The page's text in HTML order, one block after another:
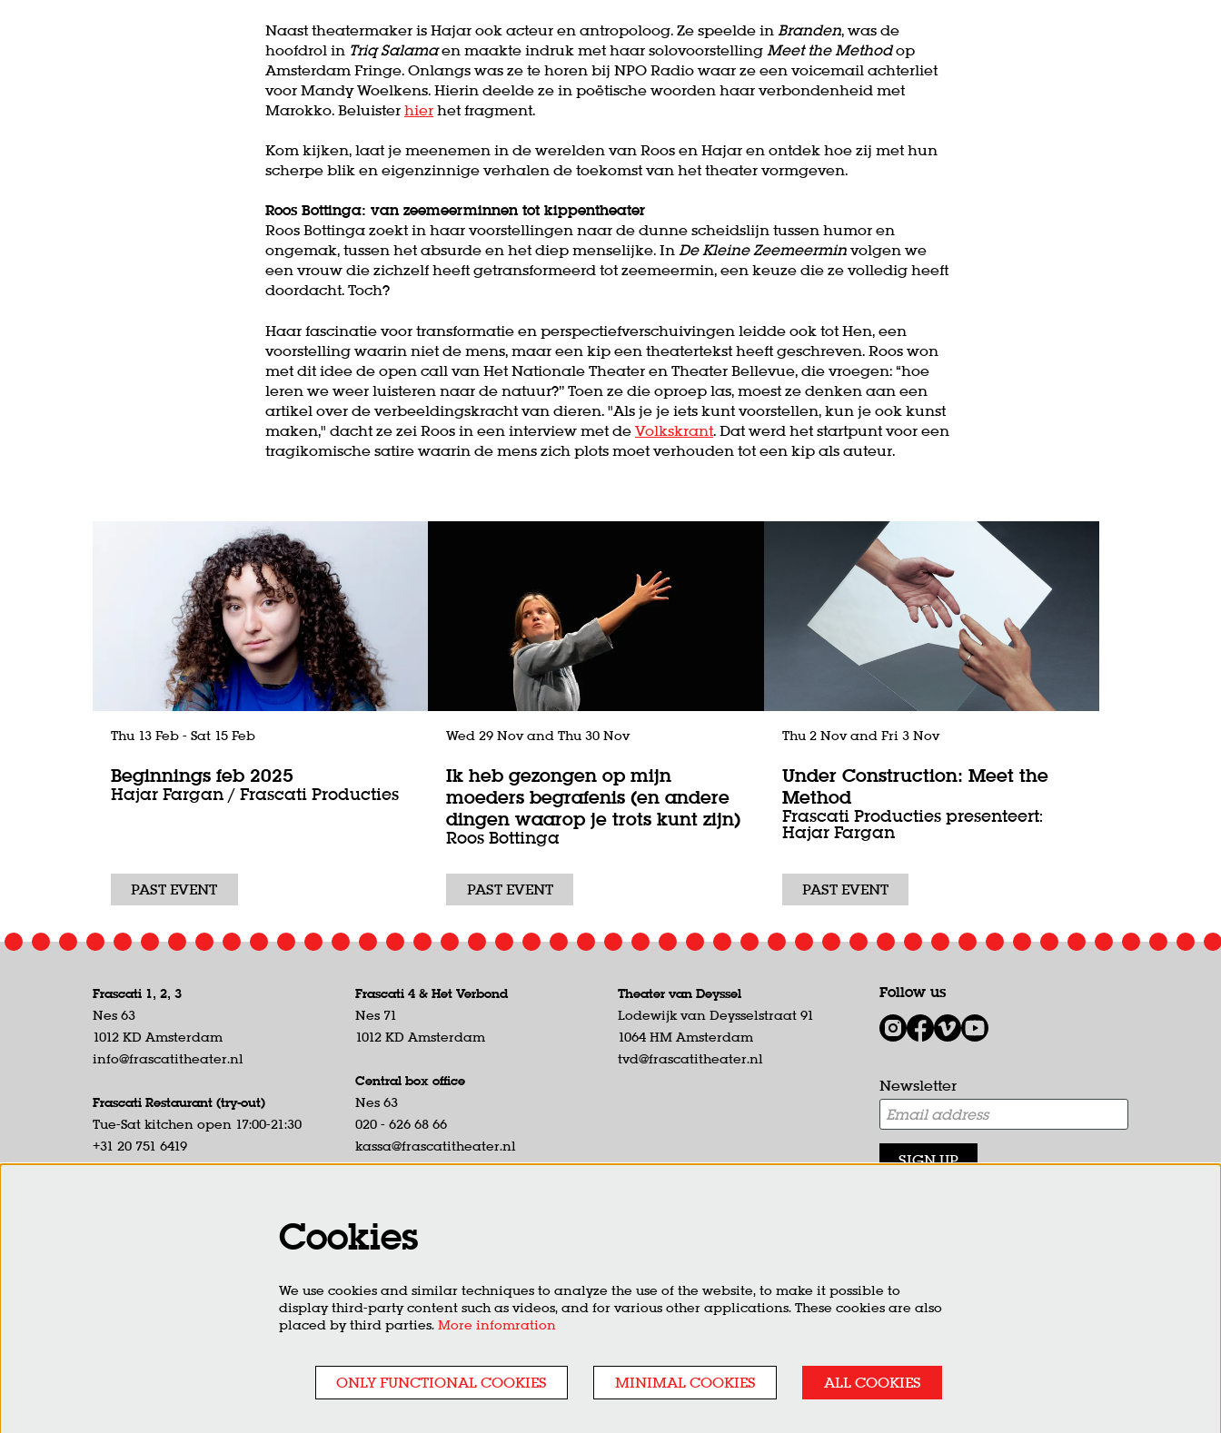
Naast theatermaker is Hajar ook acteur en antropoloog. Ze speelde in Branden, was de
hoofdrol in Triq Salamaen maakte indruk met haar solovoorstelling Meet the Methodop
Amsterdam Fringe. Onlangs was ze te horen bij NPO Radio waar ze een voicemail achterliet
voor Mandy Woelkens. Hierin deelde ze in poëtische woorden haar verbondenheid met
Marokko. Beluister hier het fragment.
Kom kijken, laat je meenemen in de werelden van Roos en Hajar en ontdek hoe zij met hun
scherpe blik en eigenzinnige verhalen de toekomst van het theater vormgeven.
Roos Bottinga: van zeemeerminnen tot kippentheater
Roos Bottinga zoekt in haar voorstellingen naar de dunne scheidslijn tussen humor en
ongemak, tussen het absurde en het diep menselijke. In De Kleine Zeemeerminvolgen we
een vrouw die zichzelf heeft getransformeerd tot zeemeermin, een keuze die ze volledig heeft
doordacht. Toch?
Haar fascinatie voor transformatie en perspectiefverschuivingen leidde ook tot Hen, een
voorstelling waarin niet de mens, maar een kip een theatertekst heeft geschreven. Roos won
met dit idee de open call van Het Nationale Theater en Theater Bellevue, die vroegen: “hoe
leren we weer luisteren naar de natuur?’’ Toen ze die oproep las, moest ze denken aan een
artikel over de verbeeldingskracht van dieren. "Als je je iets kunt voorstellen, kun je ook kunst
maken," dacht ze zei Roos in een interview met deVolkskrant. Dat werd het startpunt voor een
tragikomische satire waarin de mens zich plots moet verhouden tot een kip als auteur.
Beginnings feb 2025
Hajar Fargan / Frascati Producties
Thu 13 Feb - Sat 15 Feb
PAST EVENT
Ik heb gezongen op mijn
moeders begrafenis (en andere
dingen waarop je trots kunt zijn)
Roos Bottinga
Wed 29 NovandThu 30 Nov
PAST EVENT
Under Construction: Meet the
Method
Frascati Producties presenteert:
Hajar Fargan
Thu 2 Novand Fri 3 Nov
PAST EVENT
Frascati 1, 2, 3
Nes 63
1012 KD Amsterdam
info@frascatitheater.nl
Frascati Restaurant (try-out)
Tue-Sat kitchen open 17:00-21:30
+31 20 751 6419
Nes 59
Frascati 4 & Het Verbond
Nes 71
1012 KD Amsterdam
Central box office
Nes 63
020 - 626 68 66
kassa@frascatitheater.nl
Phone Tue–Fri from 1:00 to 5:00 PM.
Theater van Deyssel
Lodewijk van Deysselstraat 91
1064 HM Amsterdam
tvd@frascatitheater.nl
Follow us
Newsletter
SIGN UP
Cookies
We use cookies and similar techniques to analyze the use of the website, to make it possible to
display third-party content such as videos, and for various other applications. These cookies are also
placed by third parties. More infomration
ONLY FUNCTIONAL COOKIES MINIMAL COOKIES ALL COOKIES